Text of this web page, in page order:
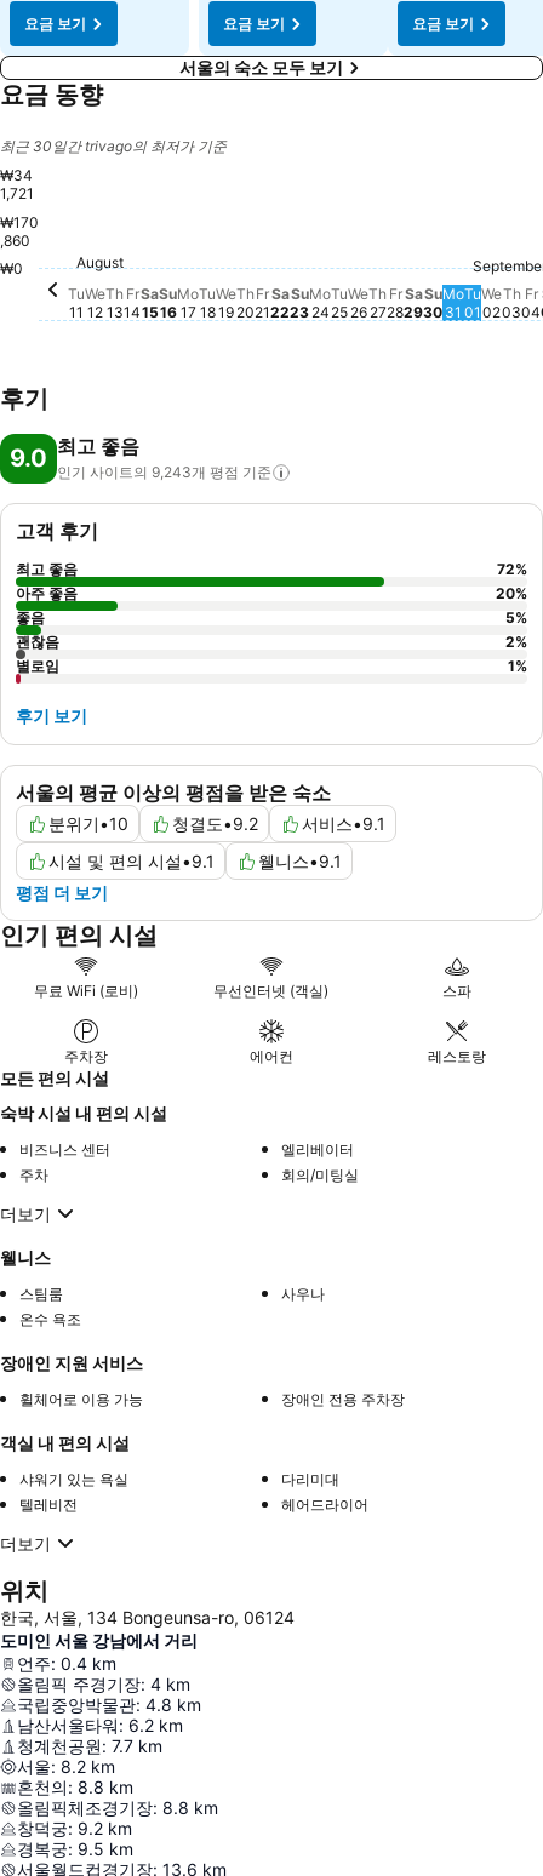
요금 보기
요금 보기
요금 보기
서울의 숙소 모두 보기
요금 동향
최근 30일간 trivago의 최저가 기준
₩34
1,721
₩170
,860
₩0
Tuesday, August 11
₩181,357
August
Tu
11
Wednesday, August 12
₩183,912
We
12
Thursday, August 13
₩186,971
Th
13
Fr
14
Sa
15
Su
16
Monday, August 17
₩162,219
Mo
17
Tuesday, August 18
₩166,385
Tu
18
Wednesday, August 19
₩183,814
We
19
Thursday, August 20
₩187,362
Th
20
Fr
21
Sa
22
Sunday, August 23
₩195,108
Su
23
Monday, August 24
₩183,473
Mo
24
Tuesday, August 25
₩178,753
Tu
25
Wednesday, August
₩178,428
We
26
Thursday, August
₩183,245
Th
27
Friday, August
₩227,445
Fr
28
Saturday,
₩231,074
Sa
29
Sunday,
₩173,757
Su
30
Monday,
₩163,749
Mo
31
Tu
01
We
02
Th
03
Fr
04
후기
9.0 최고 좋음
인기 사이트의 9,243개 평점 기준
서울의 평균 이상의 평점을 받은 숙소
분위기•10 청결도•9.2 서비스•9.1
시설 및 편의 시설•9.1 웰니스•9.1
평점 더 보기
고객 후기
최고 좋음 72%
아주 좋음
20%
좋음
5%
괜찮음
2%
별로임
1%
후기 보기
인기 편의 시설
무료 WiFi (로비) 무선인터넷 (객실) 스파
주차장 에어컨 레스토랑
모든 편의 시설
숙박 시설 내 편의 시설
비즈니스 센터
엘리베이터
주차
회의/미팅실
더보기
웰니스
스팀룸
사우나
온수 욕조
장애인 지원 서비스
휠체어로 이용 가능 장애인 전용 주차장
객실 내 편의 시설
샤워기 있는 욕실
다리미대
텔레비전
헤어드라이어
더보기
위치
한국, 서울, 134 Bongeunsa-ro, 06124
도미인 서울 강남에서 거리
언주: 0.4 km
올림픽 주경기장: 4 km
국립중앙박물관: 4.8 km
남산서울타워: 6.2 km
청계천공원: 7.7 km
서울: 8.2 km
혼천의: 8.8 km
올림픽체조경기장: 8.8 km
창덕궁: 9.2 km
경복궁: 9.5 km
서울월드컵경기장: 13.6 km